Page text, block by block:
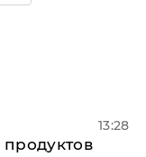
13:28